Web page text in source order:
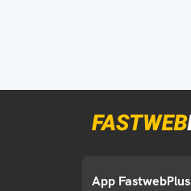
App FastwebPlus